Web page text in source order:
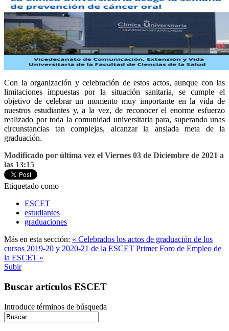
Con la organización y celebración de estos actos, aunque con las
limitaciones impuestas por la situación sanitaria, se cumple el
objetivo de celebrar un momento muy importante en la vida de
nuestros estudiantes y, a la vez, de reconocer el enorme esfuerzo
realizado por toda la comunidad universitaria para, superando unas
circunstancias tan complejas, alcanzar la ansiada meta de la
graduación.
Modificado por última vez el Viernes 03 de Diciembre de 2021 a
las 13:15
Etiquetado como
ESCET
estudiantes
graduaciones
Más en esta sección: « Celebrados los actos de graduación de los
cursos 2019-20 y 2020-21 de la ESCET Primer Foro de Empleo de
la ESCET »
Subir
Buscar artículos ESCET
Introduce términos de búsqueda